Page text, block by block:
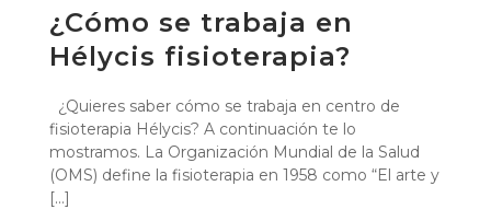
¿Cómo se trabaja en
Hélycis fisioterapia?
¿Quieres saber cómo se trabaja en centro de
fisioterapia Hélycis? A continuación te lo
mostramos. La Organización Mundial de la Salud
(OMS) define la fisioterapia en 1958 como “El arte y
[...]